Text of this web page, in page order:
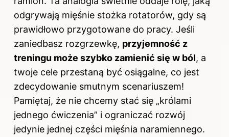
odgrywają mięśnie stożka rotatorów, gdy są
prawidłowo przygotowane do pracy. Jeśli
zaniedbasz rozgrzewkę, przyjemność z
treningu może szybko zamienić się w ból, a
twoje cele przestaną być osiągalne, co jest
zdecydowanie smutnym scenariuszem!
Pamiętaj, że nie chcemy stać się „królami
jednego ćwiczenia” i ograniczać rozwój
jedynie jednej części mięśnia naramiennego.